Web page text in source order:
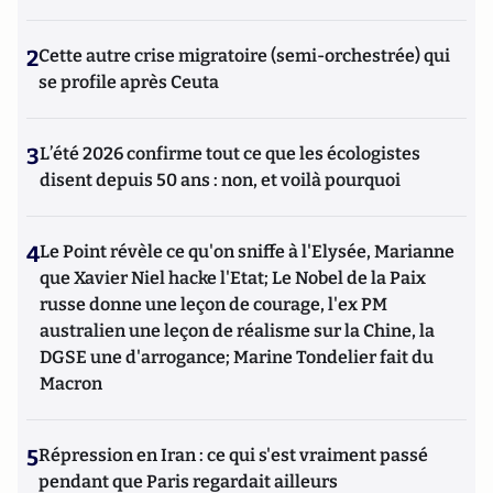
2Cette autre crise migratoire (semi-orchestrée) qui
se profile après Ceuta
3L’été 2026 confirme tout ce que les écologistes
disent depuis 50 ans : non, et voilà pourquoi
4Le Point révèle ce qu'on sniffe à l'Elysée, Marianne
que Xavier Niel hacke l'Etat; Le Nobel de la Paix
russe donne une leçon de courage, l'ex PM
australien une leçon de réalisme sur la Chine, la
DGSE une d'arrogance; Marine Tondelier fait du
Macron
5Répression en Iran : ce qui s'est vraiment passé
pendant que Paris regardait ailleurs